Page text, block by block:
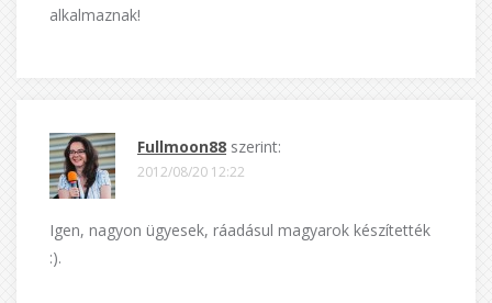
alkalmaznak!
Fullmoon88 szerint:
2012/08/20 12:22
Igen, nagyon ügyesek, ráadásul magyarok készítették
:).